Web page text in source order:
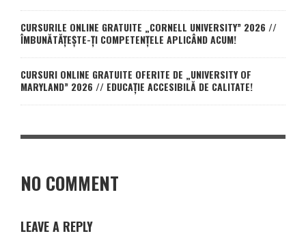
CURSURILE ONLINE GRATUITE „CORNELL UNIVERSITY” 2026 //
ÎMBUNĂTĂȚEȘTE-ȚI COMPETENȚELE APLICÂND ACUM!
CURSURI ONLINE GRATUITE OFERITE DE „UNIVERSITY OF
MARYLAND” 2026 // EDUCAȚIE ACCESIBILĂ DE CALITATE!
NO COMMENT
LEAVE A REPLY